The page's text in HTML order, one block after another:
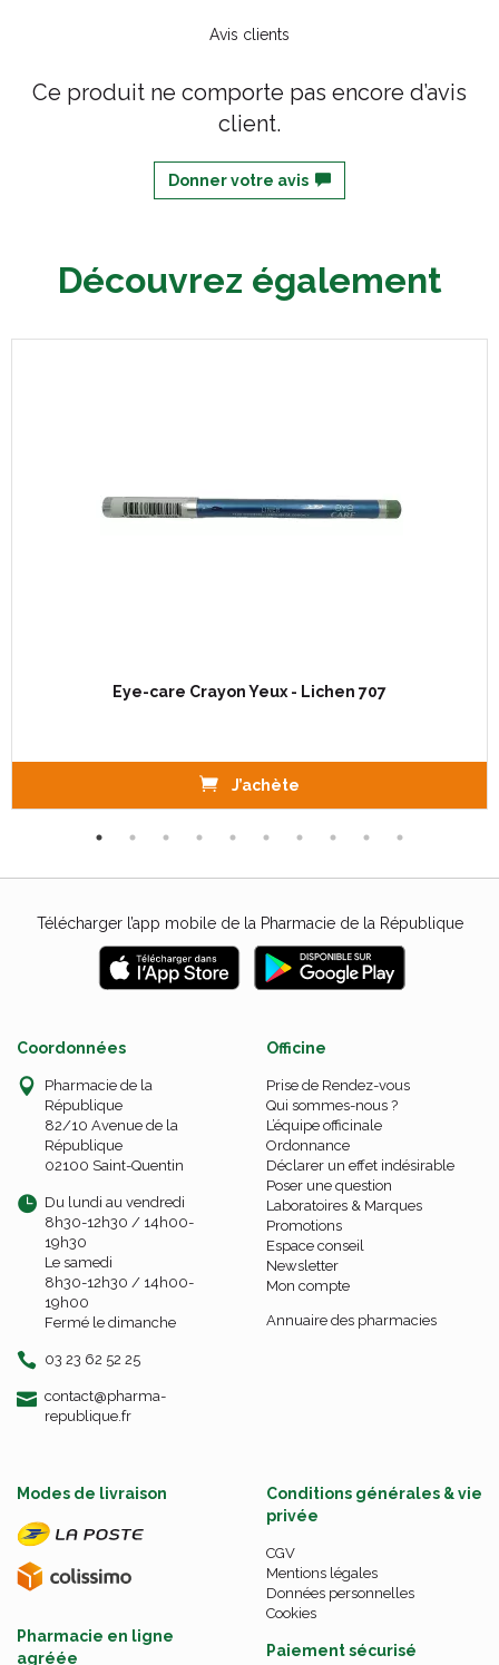
Avis clients
Ce produit ne comporte pas encore d’avis
client.
Donner votre avis
Découvrez également
Eye-care Crayon Yeux - Lichen 707
J’achète
Télécharger l’app mobile de la Pharmacie de la République
Coordonnées
Pharmacie de la
République
82/10 Avenue de la
République
02100 Saint-Quentin
Du lundi au vendredi
8h30-12h30 / 14h00-
19h30
Le samedi
8h30-12h30 / 14h00-
19h00
Fermé le dimanche
03 23 62 52 25
contact-
@-
pharma-
republique.fr
Officine
Prise de Rendez-vous
Qui sommes-nous ?
L’équipe officinale
Ordonnance
Déclarer un effet indésirable
Poser une question
Laboratoires & Marques
Promotions
Espace conseil
Newsletter
Mon compte
Annuaire des pharmacies
Modes de livraison
Pharmacie en ligne
agréée
Conditions générales & vie
privée
CGV
Mentions légales
Données personnelles
Cookies
Paiement sécurisé